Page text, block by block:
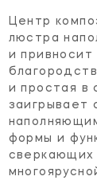
Центр
люстра
и
и простая в
заигрывает
формы и
сверкающих